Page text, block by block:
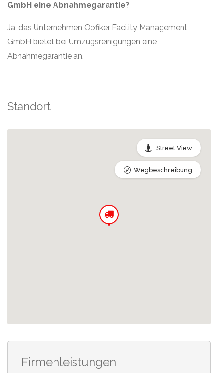
GmbH eine Abnahmegarantie?
Ja, das Unternehmen Opfiker Facility Management
GmbH bietet bei Umzugsreinigungen eine
Abnahmegarantie an.
Standort
Street View
Wegbeschreibung
Firmenleistungen